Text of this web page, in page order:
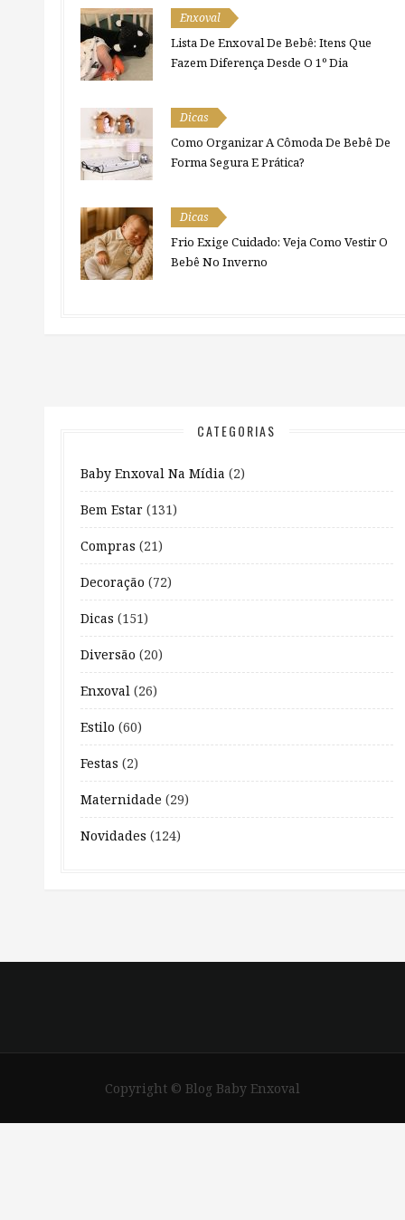
Enxoval
Lista De Enxoval De Bebê: Itens Que
Fazem Diferença Desde O 1º Dia
Dicas
Como Organizar A Cômoda De Bebê De
Forma Segura E Prática?
Dicas
Frio Exige Cuidado: Veja Como Vestir O
Bebê No Inverno
CATEGORIAS
Baby Enxoval Na Mídia (2)
Bem Estar (131)
Compras (21)
Decoração (72)
Dicas (151)
Diversão (20)
Enxoval (26)
Estilo (60)
Festas (2)
Maternidade (29)
Novidades (124)
Copyright © Blog Baby Enxoval